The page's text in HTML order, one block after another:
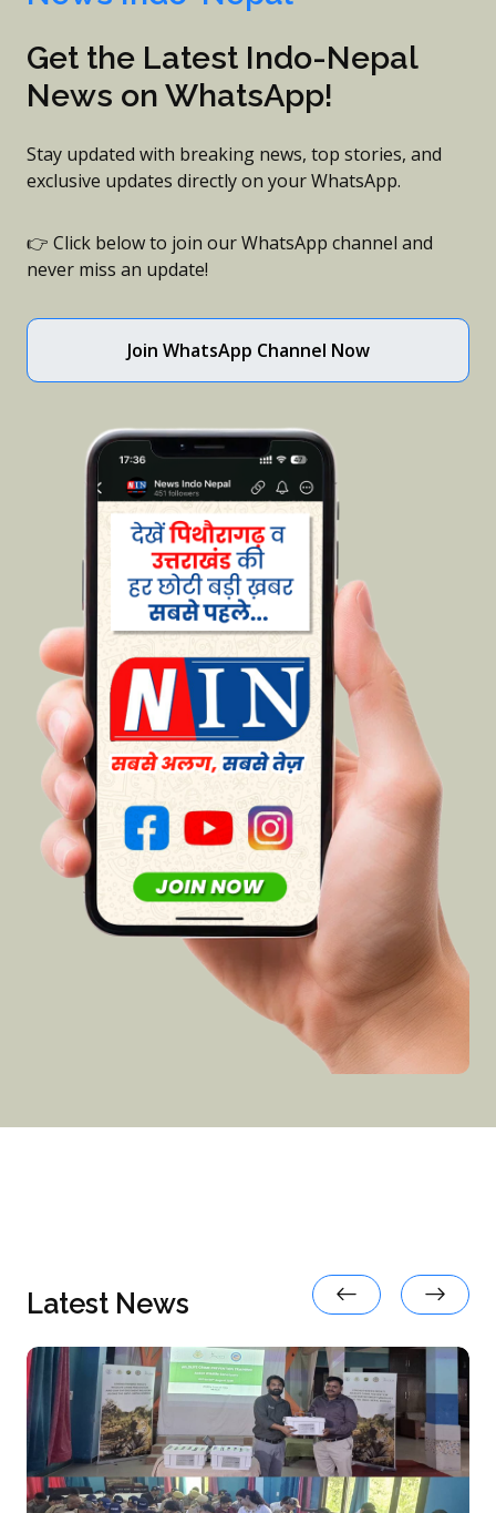
Get the Latest Indo-Nepal
News on WhatsApp!
Stay updated with breaking news, top stories, and
exclusive updates directly on your WhatsApp.
👉 Click below to join our WhatsApp channel and
never miss an update!
Join WhatsApp Channel Now
Latest News